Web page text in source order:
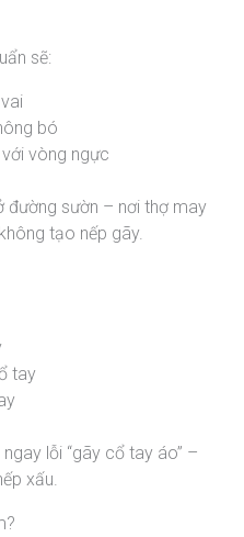
sẽ:
bó
vòng ngực
đường sườn – nơi thợ may
tạo nếp gãy.
tay
lỗi “gãy cổ tay áo” –
xấu.